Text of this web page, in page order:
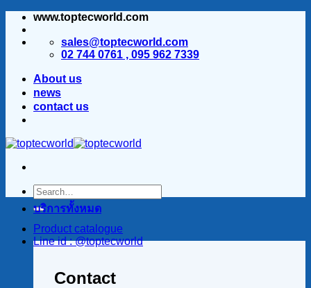
ข้าม
www.toptecworld.com
sales@toptecworld.com
02 744 0761 , 095 962 7339
About us
news
contact us
Product catalogue
Line id : @toptecworld
บริการทั้งหมด
Contact